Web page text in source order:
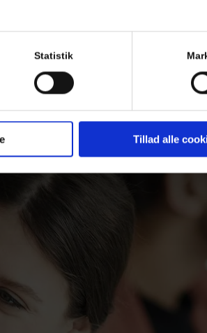
Statistik
Tillad alle
Tandlægevagten.dk –